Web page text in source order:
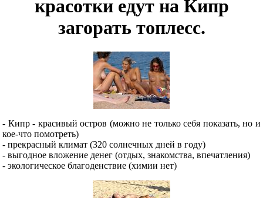
красотки едут на Кипр
загорать топлесс.
- Кипр - красивый остров (можно не только себя показать, но и
кое-что помотреть)
- прекрасный климат (320 солнечных дней в году)
- выгодное вложение денег (отдых, знакомства, впечатления)
- экологическое благоденствие (химии нет)